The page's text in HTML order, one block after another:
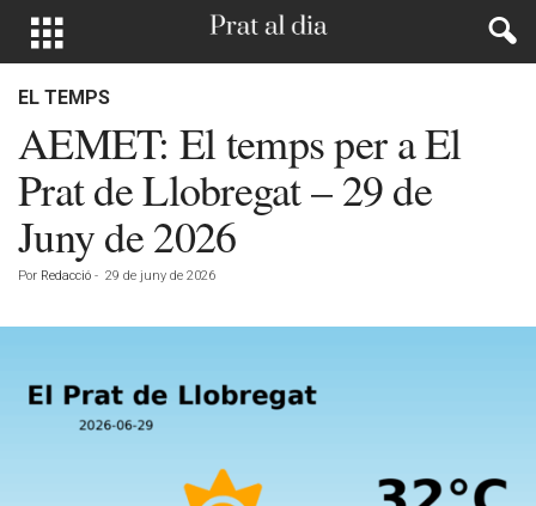
EL TEMPS
AEMET: El temps per a El
Prat de Llobregat – 29 de
Juny de 2026
Por Redacció - 29 de juny de 2026